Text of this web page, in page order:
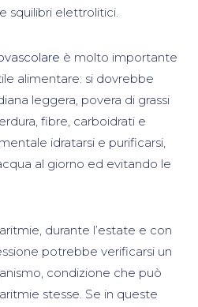
squilibri elettrolitici.
è molto importante
alimentare: si dovrebbe
leggera, povera di grassi
fibre, carboidrati e
idratarsi e purificarsi,
al giorno ed evitando le
durante l’estate e con
potrebbe verificarsi un
condizione che può
stesse. Se in queste